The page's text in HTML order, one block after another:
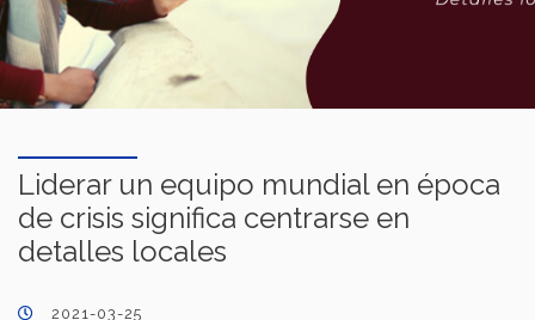
Liderar un equipo mundial en época
de crisis significa centrarse en
detalles locales
2021-03-25